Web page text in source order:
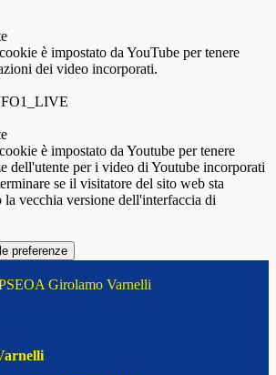
è impostato da YouTube per tenere
dei video incorporati.
è impostato da Youtube per tenere
dell'utente per i video di Youtube incorporati
se il visitatore del sito web sta
vecchia versione dell'interfaccia di
preferenze
Girolamo Varnelli